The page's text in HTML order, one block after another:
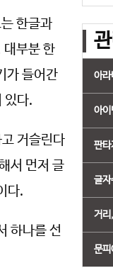
한글과
대부분 한
가 들어간
있다.
거슬린다
서 먼저 글
다.
하나를 선
아라
아이
판타
글자
거리
문피